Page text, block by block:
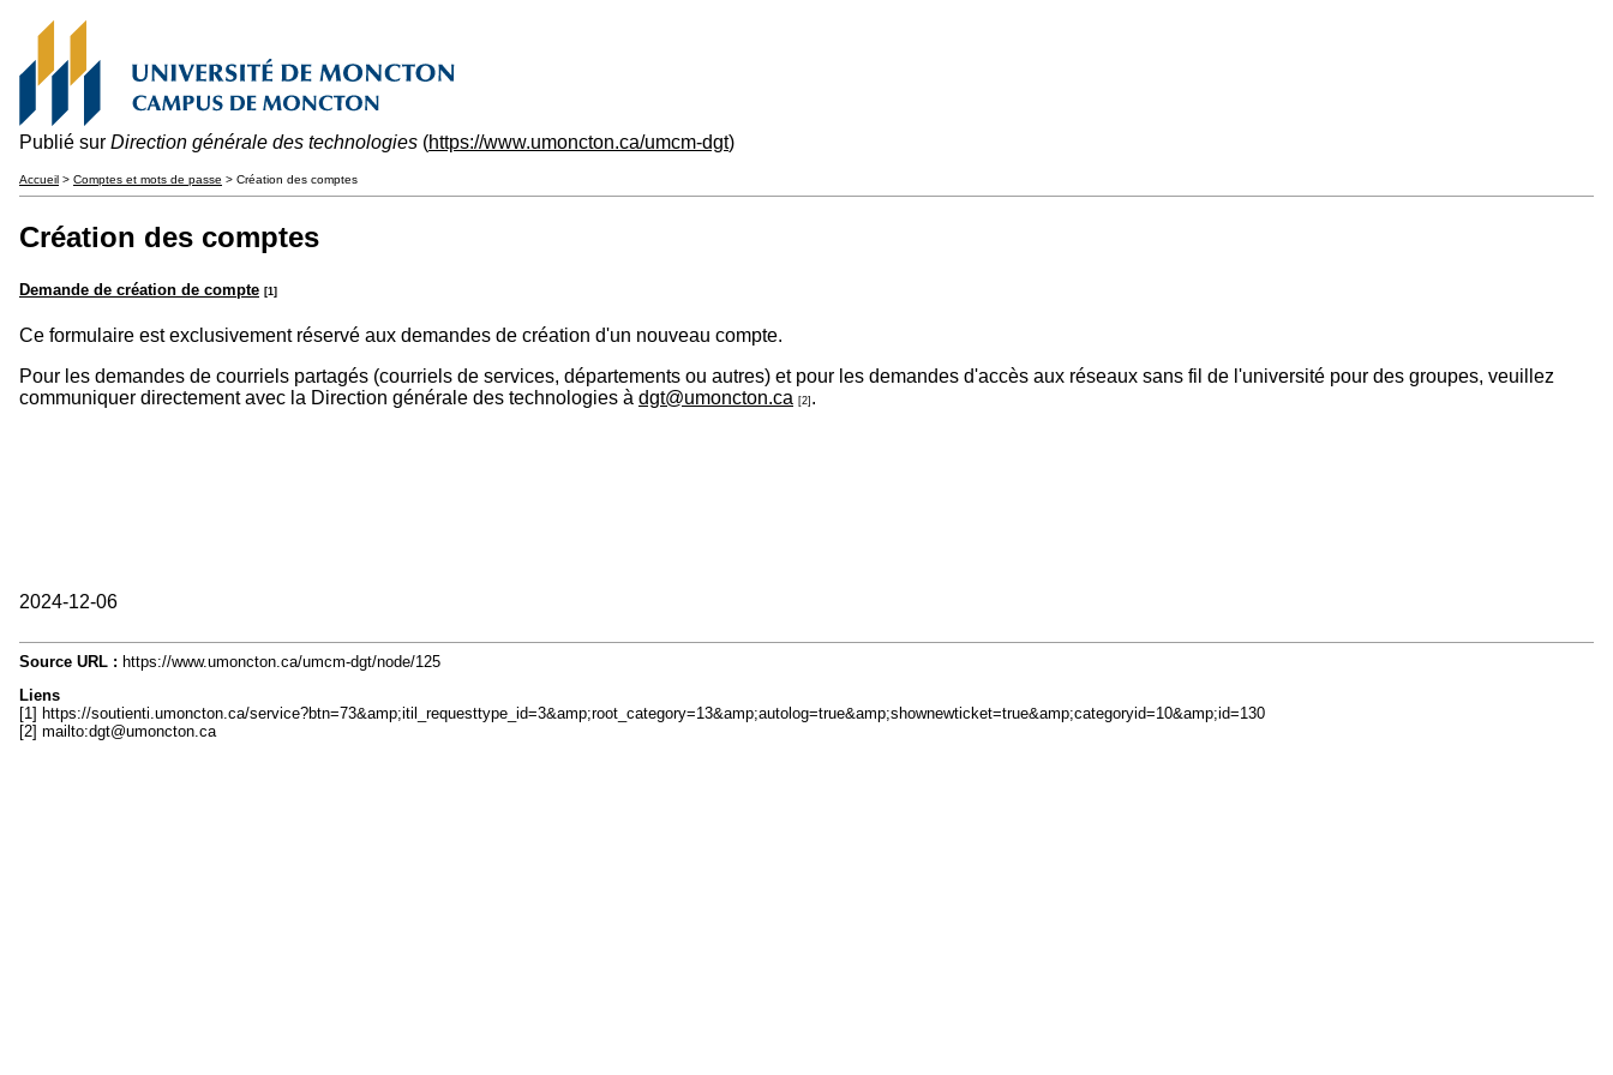
Publié sur Direction générale des technologies (https://www.umoncton.ca/umcm-dgt)
Accueil > Comptes et mots de passe > Création des comptes
Création des comptes
Demande de création de compte [1]
Ce formulaire est exclusivement réservé aux demandes de création d'un nouveau compte.
Pour les demandes de courriels partagés (courriels de services, départements ou autres) et pour les demandes d'accès aux réseaux sans fil de l'université pour des groupes, veuillez
communiquer directement avec la Direction générale des technologies à dgt@umoncton.ca [2] .
2024-12-06
Source URL : https://www.umoncton.ca/umcm-dgt/node/125
Liens
[1] https://soutienti.umoncton.ca/service?btn=73&amp;itil_requesttype_id=3&amp;root_category=13&amp;autolog=true&amp;shownewticket=true&amp;categoryid=10&amp;id=130
[2] mailto:dgt@umoncton.ca